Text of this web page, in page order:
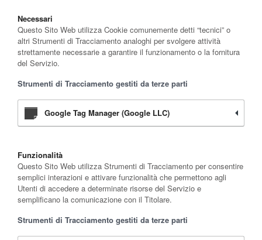
Necessari
Questo Sito Web utilizza Cookie comunemente detti “tecnici” o
altri Strumenti di Tracciamento analoghi per svolgere attività
strettamente necessarie a garantire il funzionamento o la fornitura
del Servizio.
Strumenti di Tracciamento gestiti da terze parti
Google Tag Manager (Google LLC)
Funzionalità
Questo Sito Web utilizza Strumenti di Tracciamento per consentire
semplici interazioni e attivare funzionalità che permettono agli
Utenti di accedere a determinate risorse del Servizio e
semplificano la comunicazione con il Titolare.
Strumenti di Tracciamento gestiti da terze parti